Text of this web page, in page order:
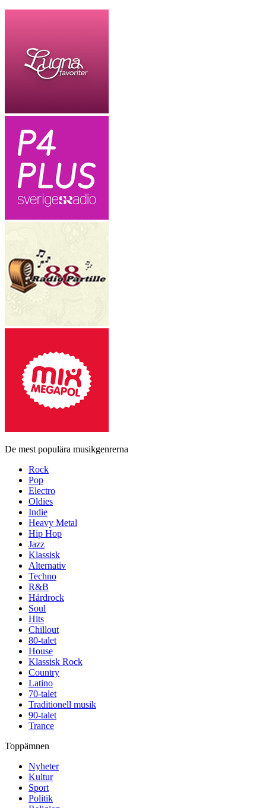
De mest populära musikgenrerna
Rock
Pop
Electro
Oldies
Indie
Heavy Metal
Hip Hop
Jazz
Klassisk
Alternativ
Techno
R&B
Hårdrock
Soul
Hits
Chillout
80-talet
House
Klassisk Rock
Country
Latino
70-talet
Traditionell musik
90-talet
Trance
Toppämnen
Nyheter
Kultur
Sport
Politik